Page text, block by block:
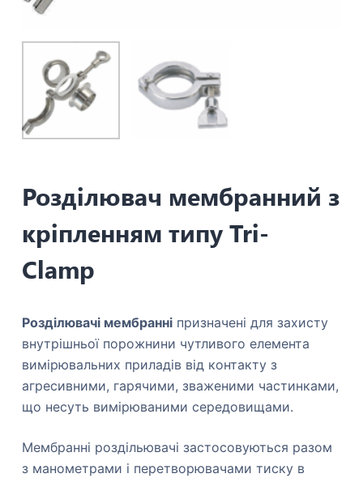
Розділювач мембранний з
кріпленням типу Tri-
Clamp
Розділювачі мембранніпризначені для захисту
внутрішньої порожнини чутливого елемента
вимірювальних приладів від контакту з
агресивними, гарячими, зваженими частинками,
що несуть вимірюваними середовищами.
Мембранні роздільювачі застосовуються разом
з манометрами і перетворювачами тиску в